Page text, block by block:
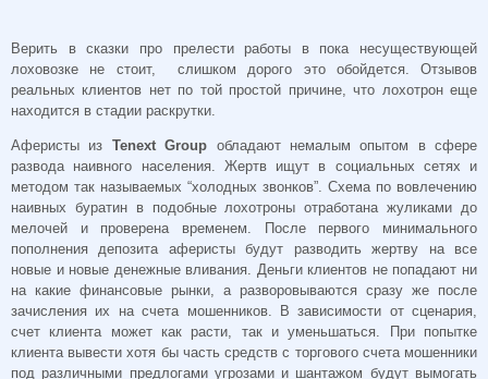
Верить в сказки про прелести работы в пока несуществующей
лоховозке не стоит, слишком дорого это обойдется. Отзывов
реальных клиентов нет по той простой причине, что лохотрон еще
находится в стадии раскрутки.
Аферисты из Tenext Group обладают немалым опытом в сфере
развода наивного населения. Жертв ищут в социальных сетях и
методом так называемых “холодных звонков”. Схема по вовлечению
наивных буратин в подобные лохотроны отработана жуликами до
мелочей и проверена временем. После первого минимального
пополнения депозита аферисты будут разводить жертву на все
новые и новые денежные вливания. Деньги клиентов не попадают ни
на какие финансовые рынки, а разворовываются сразу же после
зачисления их на счета мошенников. В зависимости от сценария,
счет клиента может как расти, так и уменьшаться. При попытке
клиента вывести хотя бы часть средств с торгового счета мошенники
под различными предлогами угрозами и шантажом будут вымогать